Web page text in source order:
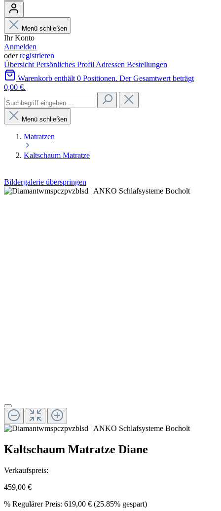
Menü schließen
Ihr Konto
Anmelden
oderregistrieren
Übersicht Persönliches Profil Adressen Bestellungen
Warenkorb enthält 0 Positionen. Der Gesamtwert beträgt
0,00 €.
Menü schließen
Matratzen
Kaltschaum Matratze
Bildergalerie überspringen
Kaltschaum Matratze Diane
Verkaufspreis:
459,00 €
% Regulärer Preis: 619,00 € (25.85% gespart)